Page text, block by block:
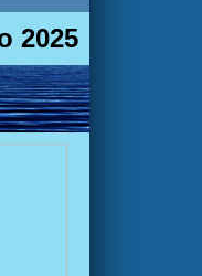
2025